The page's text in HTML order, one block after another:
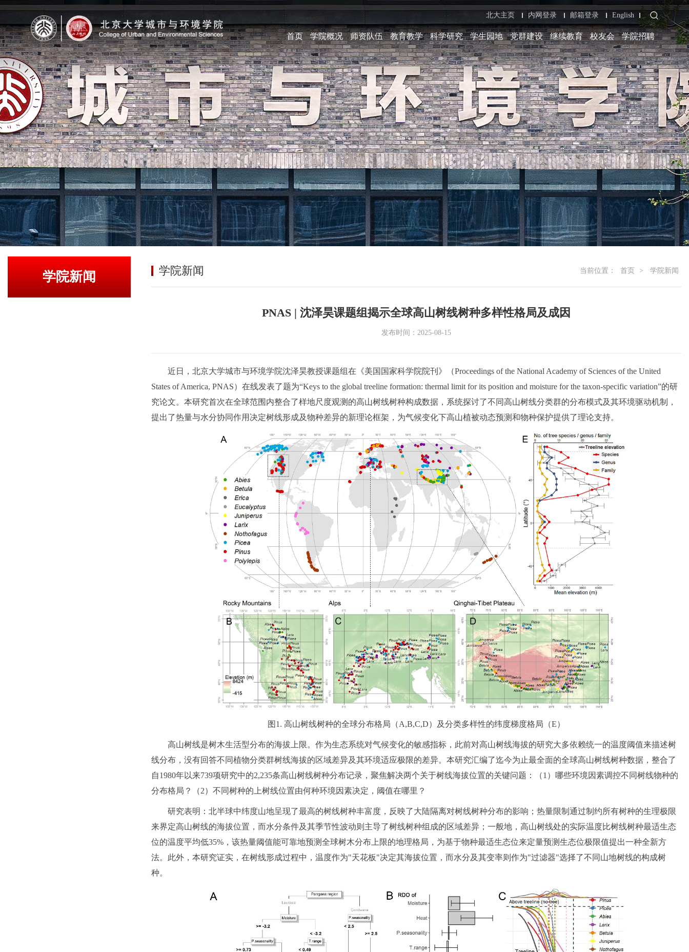
北大主页 内网登录 邮箱登录 English
首页 学院概况 师资队伍 教育教学 科学研究 学生园地 党群建设 继续教育 校友会 学院招聘
学院新闻 学院新闻 当前位置： 首页 > 学院新闻
PNAS | 沈泽昊课题组揭示全球高山树线树种多样性格局及成因
发布时间：2025-08-15
近日，北京大学城市与环境学院沈泽昊教授课题组在《美国国家科学院院刊》（Proceedings of the National Academy of Sciences of the United
States of America, PNAS）在线发表了题为“Keys to the global treeline formation: thermal limit for its position and moisture for the taxon-specific variation”的研
究论文。本研究首次在全球范围内整合了样地尺度观测的高山树线树种构成数据，系统探讨了不同高山树线分类群的分布模式及其环境驱动机制，
提出了热量与水分协同作用决定树线形成及物种差异的新理论框架，为气候变化下高山植被动态预测和物种保护提供了理论支持。
图1. 高山树线树种的全球分布格局（A,B,C,D）及分类多样性的纬度梯度格局（E）
高山树线是树木生活型分布的海拔上限。作为生态系统对气候变化的敏感指标，此前对高山树线海拔的研究大多依赖统一的温度阈值来描述树
线分布，没有回答不同植物分类群树线海拔的区域差异及其环境适应极限的差异。本研究汇编了迄今为止最全面的全球高山树线树种数据，整合了
自1980年以来739项研究中的2,235条高山树线树种分布记录，聚焦解决两个关于树线海拔位置的关键问题：（1）哪些环境因素调控不同树线物种的
分布格局？（2）不同树种的上树线位置由何种环境因素决定，阈值在哪里？
研究表明：北半球中纬度山地呈现了最高的树线树种丰富度，反映了大陆隔离对树线树种分布的影响；热量限制通过制约所有树种的生理极限
来界定高山树线的海拔位置，而水分条件及其季节性波动则主导了树线树种组成的区域差异；一般地，高山树线处的实际温度比树线树种最适生态
位的温度平均低35%，该热量阈值能可靠地预测全球树木分布上限的地理格局，为基于物种最适生态位来定量预测生态位极限值提出一种全新方
法。此外，本研究证实，在树线形成过程中，温度作为"天花板"决定其海拔位置，而水分及其变率则作为"过滤器"选择了不同山地树线的构成树
种。